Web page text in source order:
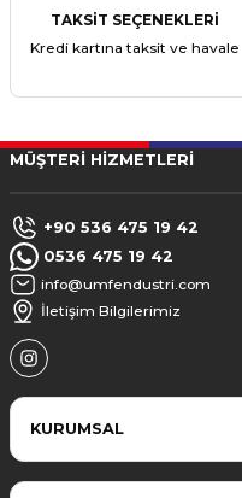
TAKSİT SEÇENEKLERİ
Kredi kartına taksit ve havale
MÜŞTERİ HİZMETLERİ
+90 536 475 19 42
0536 475 19 42
info@umfendustri.com
İletişim Bilgilerimiz
KURUMSAL